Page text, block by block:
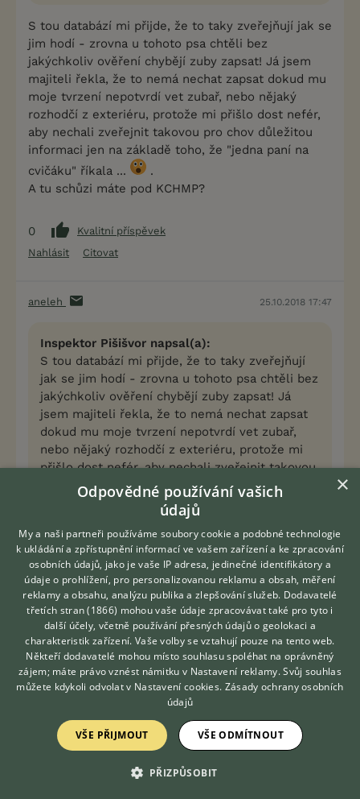
S tou databází mi přijde, že to taky zveřejňují jak se
jim hodí - zrovna u tohoto psa chtěli bez
jakýchkoliv ověření chybějí zuby zapsat! Já jsem
majiteli řekla, že to nemá nechat zapsat dokud mu
moje tvrzení nepotvrdí vet zubař, nebo nějaký
rozhodčí z exteriéru, protože mi přišlo dost nefér,
aby nechali zveřejnit takovou pro chov důležitou
informaci jen na základě toho, že "jedna paní na
cvičáku" říkala ...
.
A tu schůzi máte pod KCHMP?
0
Kvalitní příspěvek
Nahlásit
Citovat
aneleh 25.10.2018 17:47
Inspektor Pišišvor napsal(a):
S tou databází mi přijde, že to taky zveřejňují
jak se jim hodí - zrovna u tohoto psa chtěli bez
jakýchkoliv ověření chybějí zuby zapsat! Já
jsem majiteli řekla, že to nemá nechat zapsat
dokud mu moje tvrzení nepotvrdí vet zubař,
nebo nějaký rozhodčí z exteriéru, protože mi
přišlo dost nefér, aby nechali zveřejnit takovou
pro chov důležitou informaci jen na základě
toho, že "jedna paní na cvičáku" říkala ...
A tu schůzi máte pod KCHMP?
ano, je to výroční schůze sekce... Je to každý rok,
jenže když se ze 230členů nesejde ani povinných
15%, pak je to katastrofa... Loni nás tam nebylo ani
tolik, abychom byli usnášeníschopní :( Stále dokola
jezdíme jen my, co se snažíme něco s tím udělat,
ale ostatní jen nadávají, kecají a nic nedělají...
Taková česká politika v malém :D
Nahlásit
Citovat
Hledáte zvířecího kamaráda?
Zdarma vám poradí
VETERINÁŘ ONLINE
KONZULTOVAT S
VETERINÁŘEM
×
Odpovědné používání vašich
údajů
My a naši partneři používáme soubory cookie a podobné technologie
k ukládání a zpřístupnění informací ve vašem zařízení a ke zpracování
osobních údajů, jako je vaše IP adresa, jedinečné identifikátory a
údaje o prohlížení, pro personalizovanou reklamu a obsah, měření
reklamy a obsahu, analýzu publika a zlepšování služeb. Dodavatelé
třetích stran (1866) mohou vaše údaje zpracovávat také pro tyto i
další účely, včetně používání přesných údajů o geolokaci a
charakteristik zařízení. Vaše volby se vztahují pouze na tento web.
Někteří dodavatelé mohou místo souhlasu spoléhat na oprávněný
zájem; máte právo vznést námitku v Nastavení reklamy. Svůj souhlas
můžete kdykoli odvolat v Nastavení cookies. Zásady ochrany osobních
údajů
VŠE PŘIJMOUT VŠE ODMÍTNOUT
PŘIZPŮSOBIT